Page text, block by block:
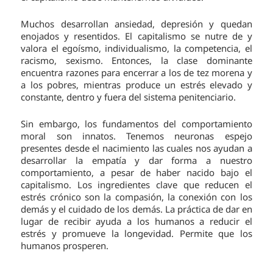
Muchos desarrollan ansiedad, depresión y quedan
enojados y resentidos. El capitalismo se nutre de y
valora el egoísmo, individualismo, la competencia, el
racismo, sexismo. Entonces, la clase dominante
encuentra razones para encerrar a los de tez morena y
a los pobres, mientras produce un estrés elevado y
constante, dentro y fuera del sistema penitenciario.
Sin embargo, los fundamentos del comportamiento
moral son innatos. Tenemos neuronas espejo
presentes desde el nacimiento las cuales nos ayudan a
desarrollar la empatía y dar forma a nuestro
comportamiento, a pesar de haber nacido bajo el
capitalismo. Los ingredientes clave que reducen el
estrés crónico son la compasión, la conexión con los
demás y el cuidado de los demás. La práctica de dar en
lugar de recibir ayuda a los humanos a reducir el
estrés y promueve la longevidad. Permite que los
humanos prosperen.